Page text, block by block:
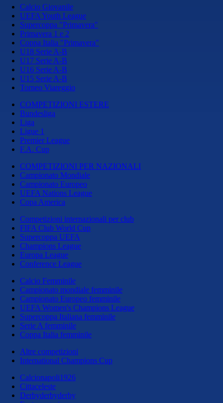
Calcio Giovanile
UEFA Youth League
Supercoppa "Primavera"
Primavera 1 e 2
Coppa Italia "Primavera"
U18 Serie A-B
U17 Serie A-B
U16 Serie A-B
U15 Serie A-B
Torneo Viareggio
COMPETIZIONI ESTERE
Bundesliga
Liga
Ligue 1
Premier League
F.A. Cup
COMPETIZIONI PER NAZIONALI
Campionato Mondiale
Campionato Europeo
UEFA Nations League
Copa America
Competizioni internazionali per club
FIFA Club World Cup
Supercoppa UEFA
Champions League
Europa League
Conference League
Calcio Femminile
Campionato mondiale femminile
Campionato Europeo femminile
UEFA Women's Champions League
Supercoppa Italiana femminile
Serie A femminile
Coppa Italia femminile
Altre competizioni
International Champions Cup
Calcionapoli1926
Cittaceleste
Derbyderbyderby